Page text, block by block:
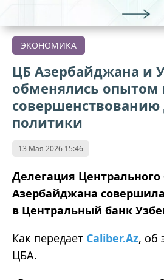
ЭКОНОМИКА
ЦБ Азербайджана и
обменялись опытом
политики
13 Мая 2026 15:46
Делегация Центрального
Азербайджана
в Центральный банк
Как передает Caliber.Az, об
ЦБА.